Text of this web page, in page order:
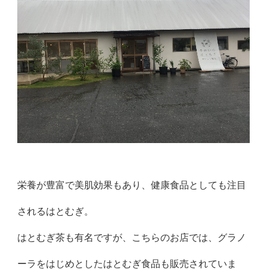
栄養が豊富で美肌効果もあり、健康食品としても注目
されるはとむぎ。
はとむぎ茶も有名ですが、こちらのお店では、グラノ
ーラをはじめとしたはとむぎ食品も販売されていま